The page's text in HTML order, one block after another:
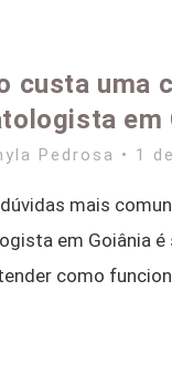
custa uma
em
Pedrosa 1
mais
em Goiânia é
como